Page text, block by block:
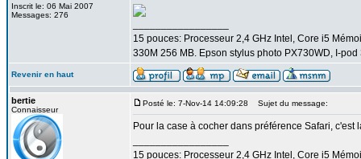
Inscrit le: 06 Mai 2007
Messages: 276
15 pouces: Processeur 2,4 GHz Intel, Core i5
330M 256 MB. Epson stylus photo PX730WD, I-
Revenir en haut
bertie
Connaisseur
Posté le: 7-Nov-14 14:09:28 Sujet du message:
Pour la case à cocher dans préférence Safari, c'est
15 pouces: Processeur 2,4 GHz Intel, Core i5